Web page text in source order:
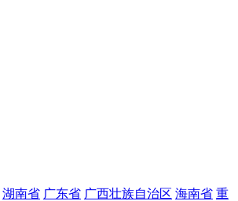
湖南省 广东省 广西壮族自治区 海南省 重